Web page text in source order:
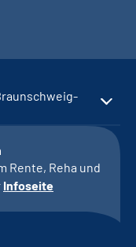
Rente, Reha und
Infoseite